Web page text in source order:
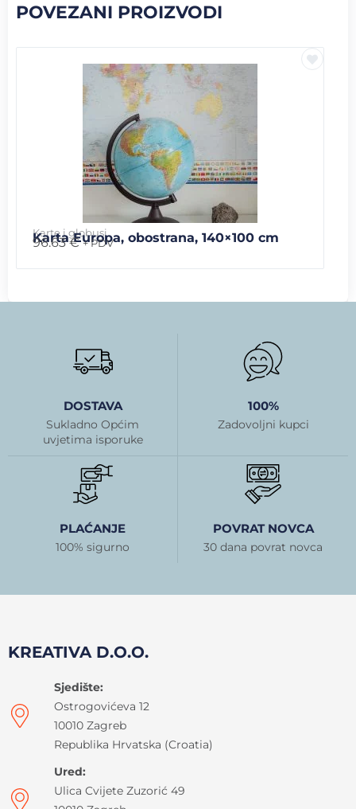
POVEZANI PROIZVODI
Karte i globusi
Karta Europa, obostrana, 140×100 cm
96.63€ + PDV
DOSTAVA
Sukladno Općim
uvjetima isporuke
100%
Zadovoljni kupci
PLAĆANJE
100% sigurno
POVRAT NOVCA
30 dana povrat novca
KREATIVA D.O.O.
Sjedište:
Ostrogovićeva 12
10010 Zagreb
Republika Hrvatska (Croatia)
Ured:
Ulica Cvijete Zuzorić 49